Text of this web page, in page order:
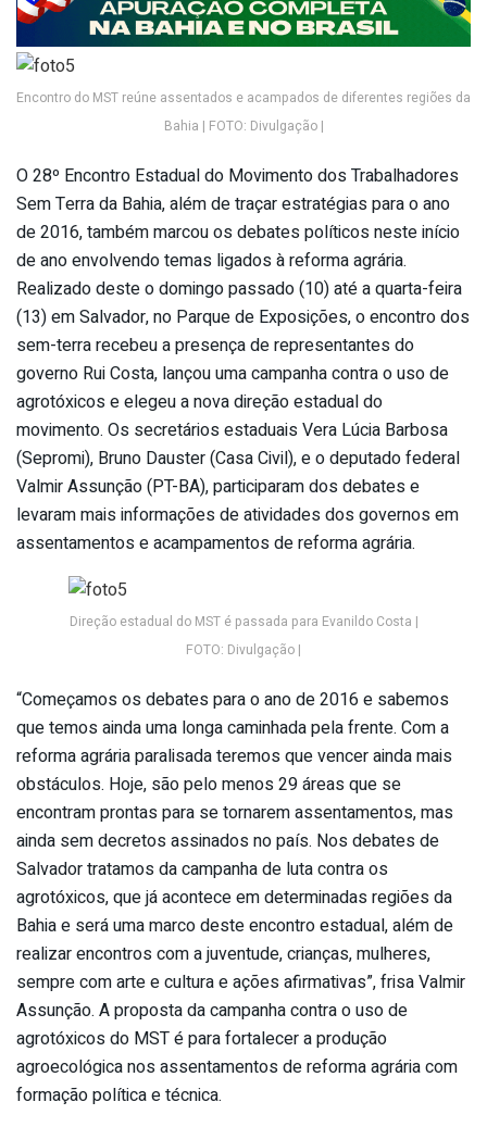
Encontro do MST reúne assentados e acampados de diferentes regiões da
Bahia | FOTO: Divulgação |
O 28º Encontro Estadual do Movimento dos Trabalhadores
Sem Terra da Bahia, além de traçar estratégias para o ano
de 2016, também marcou os debates políticos neste início
de ano envolvendo temas ligados à reforma agrária.
Realizado deste o domingo passado (10) até a quarta-feira
(13) em Salvador, no Parque de Exposições, o encontro dos
sem-terra recebeu a presença de representantes do
governo Rui Costa, lançou uma campanha contra o uso de
agrotóxicos e elegeu a nova direção estadual do
movimento. Os secretários estaduais Vera Lúcia Barbosa
(Sepromi), Bruno Dauster (Casa Civil), e o deputado federal
Valmir Assunção (PT-BA), participaram dos debates e
levaram mais informações de atividades dos governos em
assentamentos e acampamentos de reforma agrária.
Direção estadual do MST é passada para Evanildo Costa |
FOTO: Divulgação |
“Começamos os debates para o ano de 2016 e sabemos
que temos ainda uma longa caminhada pela frente. Com a
reforma agrária paralisada teremos que vencer ainda mais
obstáculos. Hoje, são pelo menos 29 áreas que se
encontram prontas para se tornarem assentamentos, mas
ainda sem decretos assinados no país. Nos debates de
Salvador tratamos da campanha de luta contra os
agrotóxicos, que já acontece em determinadas regiões da
Bahia e será uma marco deste encontro estadual, além de
realizar encontros com a juventude, crianças, mulheres,
sempre com arte e cultura e ações afirmativas”, frisa Valmir
Assunção. A proposta da campanha contra o uso de
agrotóxicos do MST é para fortalecer a produção
agroecológica nos assentamentos de reforma agrária com
formação política e técnica.